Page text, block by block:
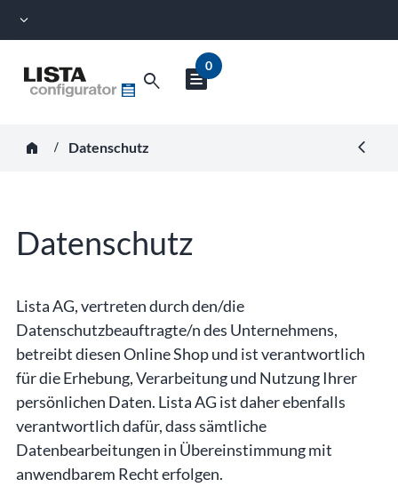
expand_more
Suche nach Artikelnummer
search
Warenkorb-
text_snippet0
home horizontal_rule Datenschutz
Datenschutz
Lista AG, vertreten durch den/die
Datenschutzbeauftragte/n des Unternehmens,
betreibt diesen Online Shop und ist verantwortlich
für die Erhebung, Verarbeitung und Nutzung Ihrer
persönlichen Daten. Lista AG ist daher ebenfalls
verantwortlich dafür, dass sämtliche
Datenbearbeitungen in Übereinstimmung mit
anwendbarem Recht erfolgen.